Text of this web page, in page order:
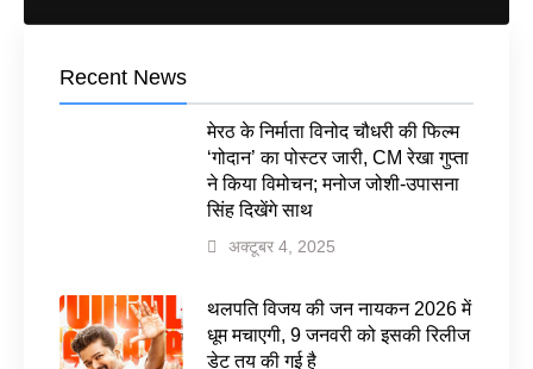
Recent News
मेरठ के निर्माता विनोद चौधरी की फिल्म
‘गोदान’ का पोस्टर जारी, CM रेखा गुप्ता
ने किया विमोचन; मनोज जोशी-उपासना
सिंह दिखेंगे साथ
अक्टूबर 4, 2025
थलपति विजय की जन नायकन 2026 में
धूम मचाएगी, 9 जनवरी को इसकी रिलीज
डेट तय की गई है